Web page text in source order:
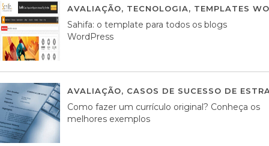
AVALIAÇÃO, TECNOLOGIA, TEMPLATES
Sahifa: o template para todos os blogs
WordPress
AVALIAÇÃO, CASOS DE SUCESSO DE
Como fazer um currículo original? Conheça os
melhores exemplos